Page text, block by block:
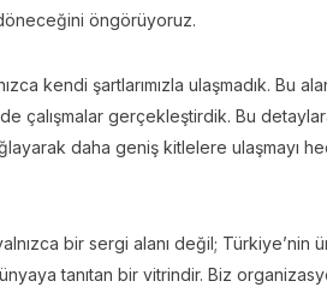
öngörüyoruz.
kendi şartlarımızla ulaşmadık. Bu
çalışmalar gerçekleştirdik. Bu
daha geniş kitlelere ulaşmayı
bir sergi alanı değil;
tanıtan bir vitrindir. Biz